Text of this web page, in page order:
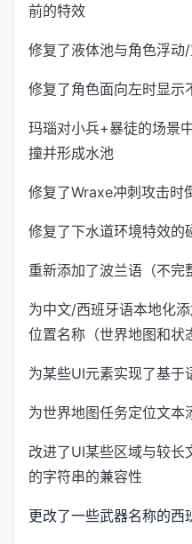
前的特效
修复了液体池与角色浮动
修复了角色面向左时显示
玛瑙对小兵+暴徒的场景
撞并形成水池
修复了Wraxe冲刺攻击时
修复了下水道环境特效的
重新添加了波兰语（不完
为中文/西班牙语本地化
位置名称（世界地图和状
为某些UI元素实现了基于
为世界地图任务定位文本
改进了UI某些区域与较
的字符串的兼容性
更改了一些武器名称的西